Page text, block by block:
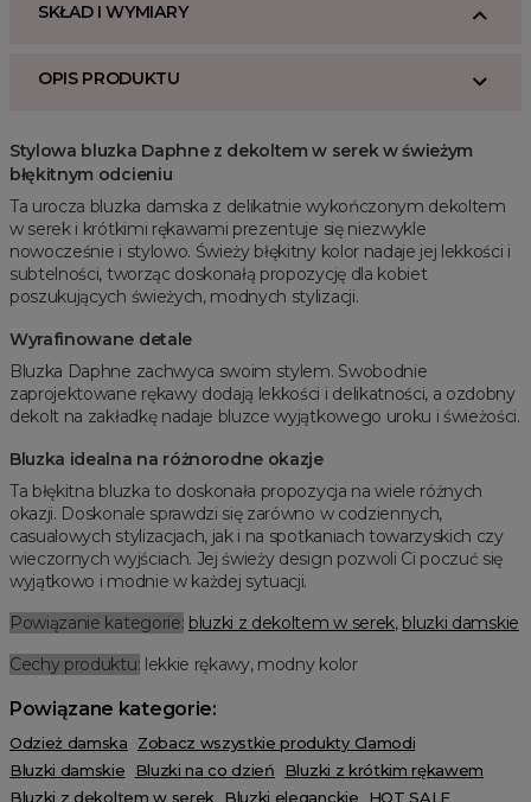
SKŁAD I WYMIARY
OPIS PRODUKTU
Stylowa bluzka Daphne z dekoltem w serek w świeżym
błękitnym odcieniu
Ta urocza bluzka damska z delikatnie wykończonym dekoltem
w serek i krótkimi rękawami prezentuje się niezwykle
nowocześnie i stylowo. Świeży błękitny kolor nadaje jej lekkości i
subtelności, tworząc doskonałą propozycję dla kobiet
poszukujących świeżych, modnych stylizacji.
Wyrafinowane detale
Bluzka Daphne zachwyca swoim stylem. Swobodnie
zaprojektowane rękawy dodają lekkości i delikatności, a ozdobny
dekolt na zakładkę nadaje bluzce wyjątkowego uroku i świeżości.
Bluzka idealna na różnorodne okazje
Ta błękitna bluzka to doskonała propozycja na wiele różnych
okazji. Doskonale sprawdzi się zarówno w codziennych,
casualowych stylizacjach, jak i na spotkaniach towarzyskich czy
wieczornych wyjściach. Jej świeży design pozwoli Ci poczuć się
wyjątkowo i modnie w każdej sytuacji.
Powiązanie kategorie: bluzki z dekoltem w serek, bluzki damskie
Cechy produktu: lekkie rękawy, modny kolor
Powiązane kategorie:
Odzież damska
Zobacz wszystkie produkty Clamodi
Bluzki damskie
Bluzki na co dzień
Bluzki z krótkim rękawem
Bluzki z dekoltem w serek
Bluzki eleganckie HOT SALE